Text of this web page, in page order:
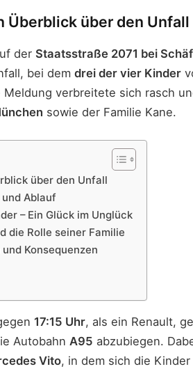
Überblick über den Unfall
der Staatsstraße 2071 bei
bei dem drei der vier Kinder
verbreitete sich rasch
sowie der Familie Kane.
über den Unfall
Ablauf
– Ein Glück im Unglück
die Rolle seiner Familie
Konsequenzen
17:15 Uhr, als ein Renault,
Autobahn A95 abzubiegen.
Vito, in dem sich die